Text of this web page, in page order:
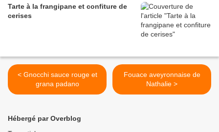
Tarte à la frangipane et confiture de
cerises
< Gnocchi sauce rouge et
grana padano
Fouace aveyronnaise de
Nathalie >
Hébergé par Overblog